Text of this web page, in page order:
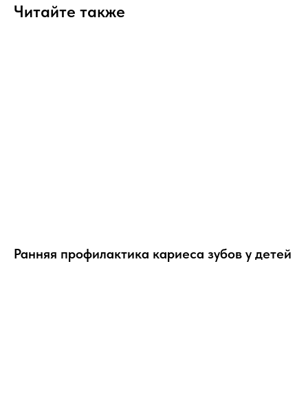
Читайте также
Ранняя профилактика кариеса зубов у детей